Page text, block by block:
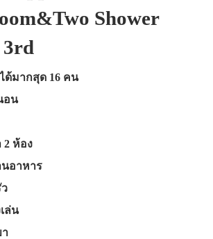
Shower
3rd
ด้มากสุด 16 คน
อน
2 ห้อง
อาหาร
ล่น